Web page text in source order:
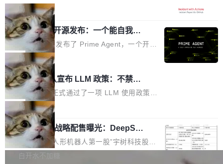
驱动你去学 CuTe，但还没被那些"邪恶的" Hopp
er++ 优化所淹没，足够容易修改和适配。 更关
键的是 FA2 的持久性...
也为产业链企业探索产品创新与商业增长打开新
的空间。 8月14日，开源鸿蒙智能硬件开发者日
（OHDD：OpenHarmony Hardware Develope
r Day）将在杭州启航。活动面向智能硬件产业
链企业和开发者，邀请行业专家与资深技术顾
问，围绕开源鸿蒙技术能力、设备适配、芯片适
配、功耗与稳定性调优、兼容性测评及统一互联
等内容展开系统讲解和实战交流，帮助企业进一
步了解开源鸿蒙在智能...
模服务降级，Actions 完全不可用超过 5 小时，
webhook 停发，连自托管 runner 也因调度层故
障无法工作。Pages、Copilot code review、C
opilot coding agent 全部受影响。从检测到完全
恢复，大约 12 小时。 这是 2026 年 8 月的第六
起事故，其中四起与 AI/Copilot 服务相关。 Git
Hub 员工 kdaigle 在 HN 讨论中贴出了一组数
据：2025 年全年 10 亿次 commit。现在，每周
2.75 亿次，全年预计 140 亿次。GitHub...
局
Prime Agent 开源发布：一个能自我改
进的编程 Agent，ARC-AGI 3 超越人类
专家基线
Prime Intellect 发布了 Prime Agent，一个开源
的编程 Agent Harness，核心设计围绕两个抽
象：Recursive Language Model（RLM）和 C
ontinual Harness。在 ARC-AGI 3 基准测试
上，Prime Agent + Opus 5 的组合达到了 95.
5% RHAE Best@1，超过了 ARC 报告的人类专
家基线 95.4%。 不是又一个 coding agent 包装
器 Prime Agent 的架构和市面上大多数 coding
agent 有本质区别。大多数 agent harness 的设
计是基于早期模型的能力—...
局
Rust 项目团队宣布 LLM 政策：不禁
止，但你要承认哪些代码不是你写的
Rust 语言项目正式通过了一项 LLM 使用政策，
覆盖 rust-lang/rust 单一仓库的代码贡献。这不
是项目级别的官方立场，目前由五个团队采纳，
但它可能是主流开源项目中关于 AI 辅助贡献最
细致的一份规则。 政策的核心只有一句话：LLM
可以用来分析、提炼、审阅、建议，但不能用来
局
宇树科技 IPO 战略配售曝光：DeepSe
ek 获配 93.3 万股，锁定 36 个月
8月6日晚间，“人形机器人第一股”宇树科技股份
有限公司披露IPO发行价格及战略配售结果，杭
白开水不加糖